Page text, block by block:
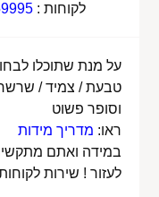
לקוחות :
על מנת שתוכלו
טבעת / צמיד /
וסופר פשוט
ראו: מדריך מידות
במידה ואתם
לעזור ! שירות